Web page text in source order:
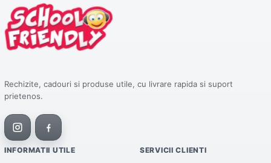
Rechizite, cadouri si produse utile, cu livrare rapida si suport
prietenos.
INFORMATII UTILE SERVICII CLIENTI